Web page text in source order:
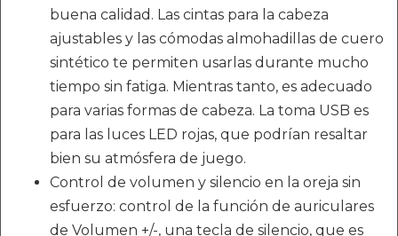
buena calidad. Las cintas para la cabeza
ajustables y las cómodas almohadillas de cuero
sintético te permiten usarlas durante mucho
tiempo sin fatiga. Mientras tanto, es adecuado
para varias formas de cabeza. La toma USB es
para las luces LED rojas, que podrían resaltar
bien su atmósfera de juego.
Control de volumen y silencio en la oreja sin
esfuerzo: control de la función de auriculares
de Volumen +/-, una tecla de silencio, que es